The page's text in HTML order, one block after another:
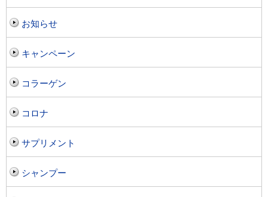
お知らせ
キャンペーン
コラーゲン
コロナ
サプリメント
シャンプー